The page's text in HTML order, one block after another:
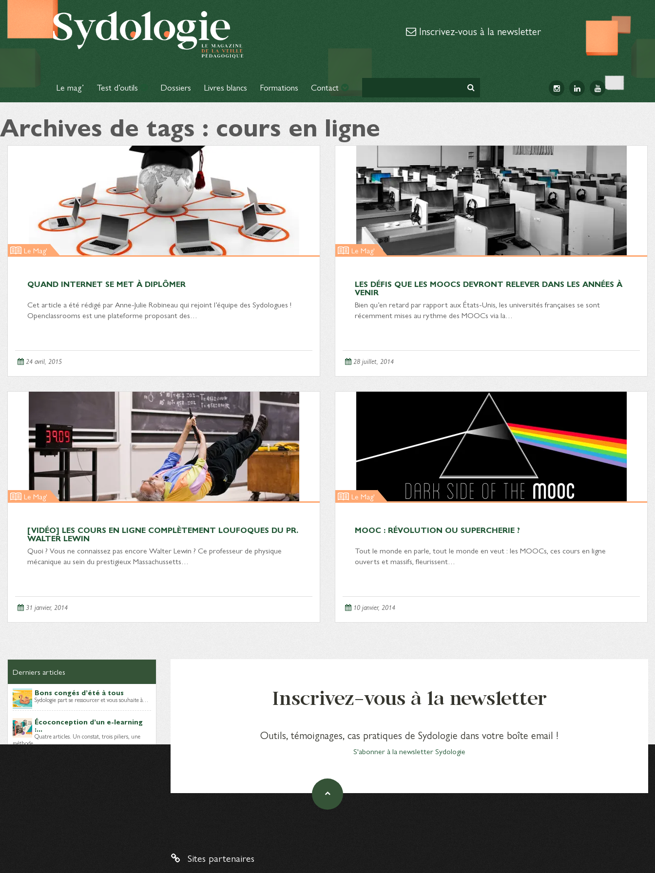
Inscrivez-vous à la newsletter
Le mag’ Test d’outils Dossiers Livres blancs Formations Contact
Archives de tags : cours en ligne
Le Mag'
QUAND INTERNET SE MET À DIPLÔMER
Cet article a été rédigé par Anne-Julie Robineau qui rejoint l’équipe des Sydologues !
Openclassrooms est une plateforme proposant des…
24 avril, 2015
Le Mag'
LES DÉFIS QUE LES MOOCS DEVRONT RELEVER DANS LES ANNÉES À
VENIR
Bien qu’en retard par rapport aux États-Unis, les universités françaises se sont
récemment mises au rythme des MOOCs via la…
28 juillet, 2014
Le Mag'
[VIDÉO] LES COURS EN LIGNE COMPLÈTEMENT LOUFOQUES DU PR.
WALTER LEWIN
Quoi ? Vous ne connaissez pas encore Walter Lewin ? Ce professeur de physique
mécanique au sein du prestigieux Massachussetts…
31 janvier, 2014
Le Mag'
MOOC : RÉVOLUTION OU SUPERCHERIE ?
Tout le monde en parle, tout le monde en veut : les MOOCs, ces cours en ligne
ouverts et massifs, fleurissent…
10 janvier, 2014
Derniers articles
Bons congés d’été à tous
Sydologie part se ressourcer et vous souhaite à…
Écoconception d’un e-learning
:...
Quatre articles. Un constat, trois piliers, une
méthode…
Inscrivez-vous à la newsletter
Outils, témoignages, cas pratiques de Sydologie dans votre boîte email !
S'abonner à la newsletter Sydologie
Sites partenaires